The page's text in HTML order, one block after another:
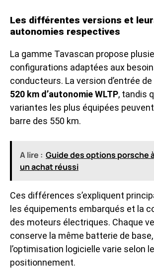
Les différentes versions et
autonomies respectives
La gamme Tavascan propose
configurations adaptées aux
conducteurs. La version d’entrée
520 km d’autonomie WLTP, tandis
variantes les plus équipées
barre des 550 km.
A lire : Guide des options porsche
un achat réussi
Ces différences s’expliquent
les équipements embarqués et la
des moteurs électriques. Chaque
conserve la même batterie de
l’optimisation logicielle varie selon le
positionnement.